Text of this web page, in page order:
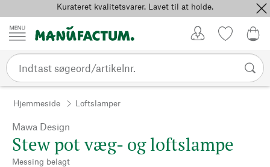
Spring til indholdKurateret kvalitetsvarer. Lavet til at holde.
Hjemmeside Loftslamper
Mawa Design
Stew pot væg- og loftslampe
Messing belagt